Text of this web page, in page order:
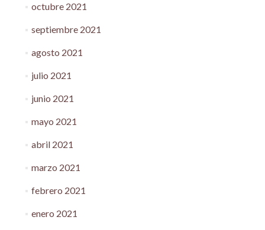
octubre 2021
septiembre 2021
agosto 2021
julio 2021
junio 2021
mayo 2021
abril 2021
marzo 2021
febrero 2021
enero 2021